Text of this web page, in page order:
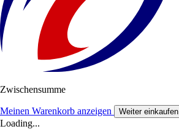
Zwischensumme
Meinen Warenkorb anzeigen Weiter einkaufen
Loading...